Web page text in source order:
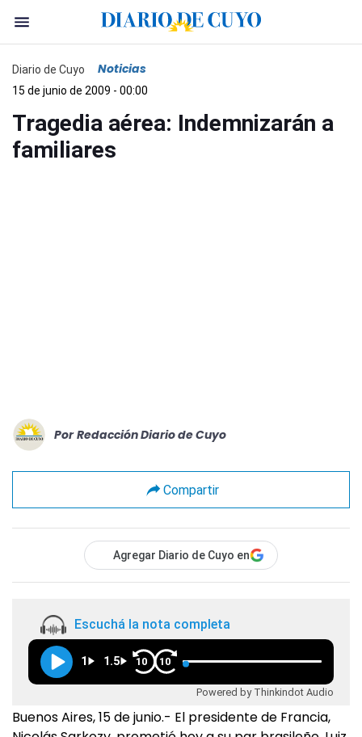
Diario de Cuyo Noticias
15 de junio de 2009 - 00:00
Tragedia aérea: Indemnizarán a
familiares
Por Redacción Diario de Cuyo
Compartir
Agregar Diario de Cuyo en
Escuchá la nota completa
1 1.5 10 10
Powered by Thinkindot Audio
Buenos Aires, 15 de junio.- El presidente de Francia,